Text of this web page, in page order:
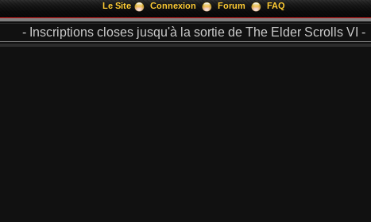
Le Site Connexion Forum FAQ
- Inscriptions closes jusqu'à la sortie de The Elder Scrolls VI -